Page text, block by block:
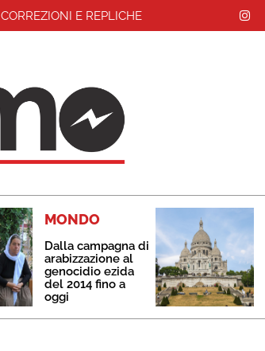
CORREZIONI E REPLICHE
MONDO
Dalla campagna di
arabizzazione al
genocidio ezida
del 2014 fino a
oggi